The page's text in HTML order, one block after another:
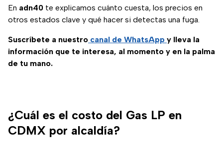
son los programas
sociales.
En adn40 te explicamos cuánto cuesta, los precios en
otros estados clave y qué hacer si detectas una fuga.
Suscríbete a nuestro canal de WhatsApp y lleva la
información que te interesa, al momento y en la palma
de tu mano.
¿Cuál es el costo del Gas LP en
CDMX por alcaldía?